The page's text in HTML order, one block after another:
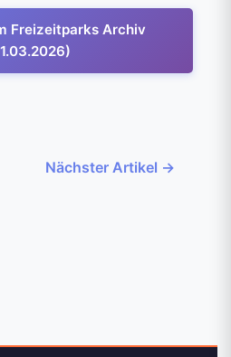
Freizeitparks Archiv
Nächster Artikel →